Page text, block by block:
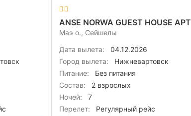
ANSE NORWA GUEST HOUSE APT
Маэ о., Сейшелы
Дата вылета:
04.12.2026
Город вылета:
Нижневартовск
Питание:
Без питания
Состав:
2 взрослых
Ночей:
7
Перелет:
Регулярный рейс